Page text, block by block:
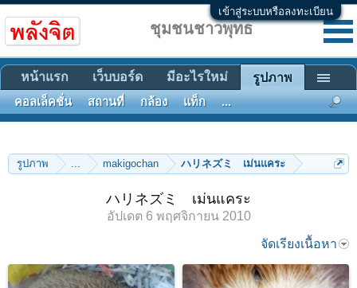
เข้าสู่ระบบหรือลงทะเบียน
รูปภาพ ... makigochan ハリネズミ เม่นแคระ
ハリネズミ เม่นแคระ
อัปเดต 6 พฤศจิกายน 2010
จัดเรียงเนื้อหา
ชุมชนชาวพุทธ
หน้าแรก เว็บบอร์ด มีอะไรใหม่ รูปภาพ
คอลเล็คชั่น สถานที่ กล้อง แท็ก ...